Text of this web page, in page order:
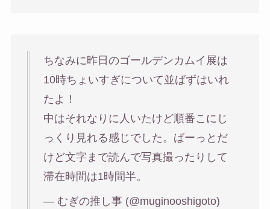
ちなみに昨日のゴールデンカムイ展は
10時ちょいすぎについて並ばずはいれ
たよ！
中はそれなりに人いたけど順番こにじ
っくり見れる感じでした。ばーっとだ
けど文字まで読んで写真撮ったりして
滞在時間は1時間半。
— むぎの推し事 (@muginooshigoto)